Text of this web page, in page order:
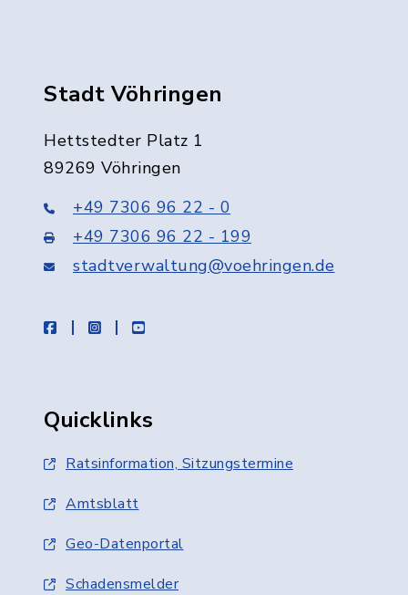
Stadt Vöhringen
Hettstedter Platz 1
89269 Vöhringen
+49 7306 96 22 - 0
+49 7306 96 22 - 199
stadtverwaltung@voehringen.de
facebookinstagramyoutube
Quicklinks
Ratsinformation, Sitzungstermine
Amtsblatt
Geo-Datenportal
Schadensmelder